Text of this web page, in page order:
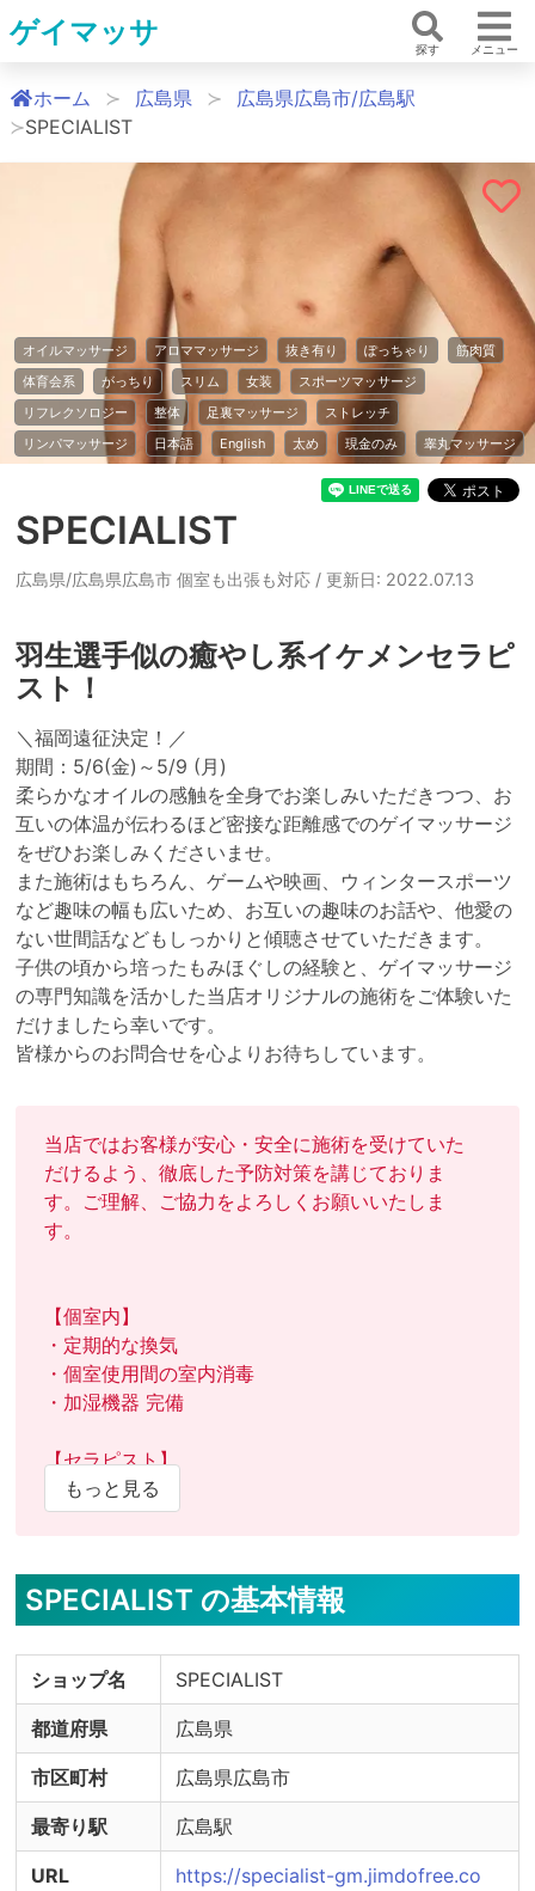
ゲイマッサ
探す メニュー
ホーム 広島県
広島県広島市/広島駅
SPECIALIST
オイルマッサージ アロママッサージ 抜き有り ぽっちゃり
筋肉質
体育会系
がっちり スリム 女装
スポーツマッサージ
リフレクソロジー
整体 足裏マッサージ
ストレッチ
リンパマッサージ
日本語 English 太め 現金のみ 睾丸マッサージ
SPECIALIST
広島県/広島県広島市 個室も出張も対応 / 更新日: 2022.07.13
羽生選手似の癒やし系イケメンセラピ
スト！
＼福岡遠征決定！／
期間：5/6(金)～5/9 (月)
柔らかなオイルの感触を全身でお楽しみいただきつつ、お
互いの体温が伝わるほど密接な距離感でのゲイマッサージ
をぜひお楽しみくださいませ。
また施術はもちろん、ゲームや映画、ウィンタースポーツ
など趣味の幅も広いため、お互いの趣味のお話や、他愛の
ない世間話などもしっかりと傾聴させていただきます。
子供の頃から培ったもみほぐしの経験と、ゲイマッサージ
の専門知識を活かした当店オリジナルの施術をご体験いた
だけましたら幸いです。
皆様からのお問合せを心よりお待ちしています。
当店ではお客様が安心・安全に施術を受けていた
だけるよう、徹底した予防対策を講じておりま
す。ご理解、ご協力をよろしくお願いいたしま
す。
【個室内】
・定期的な換気
・個室使用間の室内消毒
・加湿機器 完備
【セラピスト】
・検温実施
・うがい薬の用意
【お客様】
・検温実施
・うがい薬の用意
※感染症対策の実施状況詳細やご不明点について
は、セラピストへ直接ご確認ください。
もっと見る
SPECIALIST の基本情報
ショップ名 SPECIALIST
都道府県 広島県
市区町村 広島県広島市
最寄り駅 広島駅
URL
https://specialist-gm.jimdofree.co